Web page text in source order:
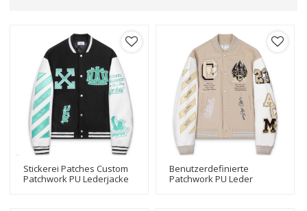
Stickerei Patches Custom
Patchwork PU Lederjacke
Benutzerdefinierte
Patchwork PU Leder